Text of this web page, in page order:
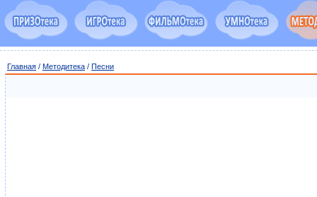
Главная / Методитека / Песни